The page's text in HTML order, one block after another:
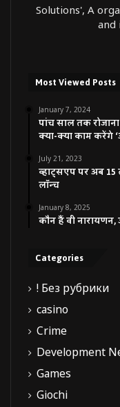
Solutions', A
and
Most Viewed Posts
January 7, 2024
पांच साल तक
क्या-क्या काम करेंगे
July 21, 2023
व्हाट्सएप पर अब
लॉन्च
January 8, 2025
कौन हैं वी
Categories
! Без рубрики
casino
Crime
Development
Games
Giochi